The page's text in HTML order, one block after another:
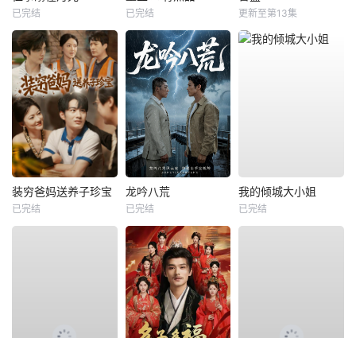
已完结 已完结 更新至第13集
装穷爸妈送养子珍宝
已完结
龙吟八荒
已完结
我的倾城大小姐
已完结